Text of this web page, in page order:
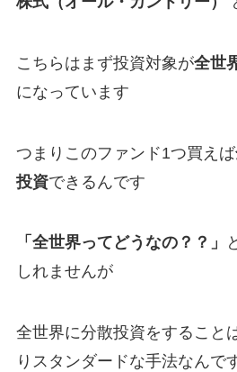
こちらはまず投資対象が全世
になっています
つまりこのファンド1つ買えば
投資できるんです
「全世界ってどうなの？？」
しれませんが
全世界に分散投資をすること
りスタンダードな手法なんで